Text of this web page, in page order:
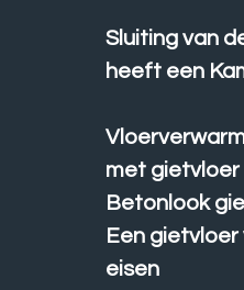
Sluiting van
heeft een
met gietvloer
Betonlook
Een
eisen